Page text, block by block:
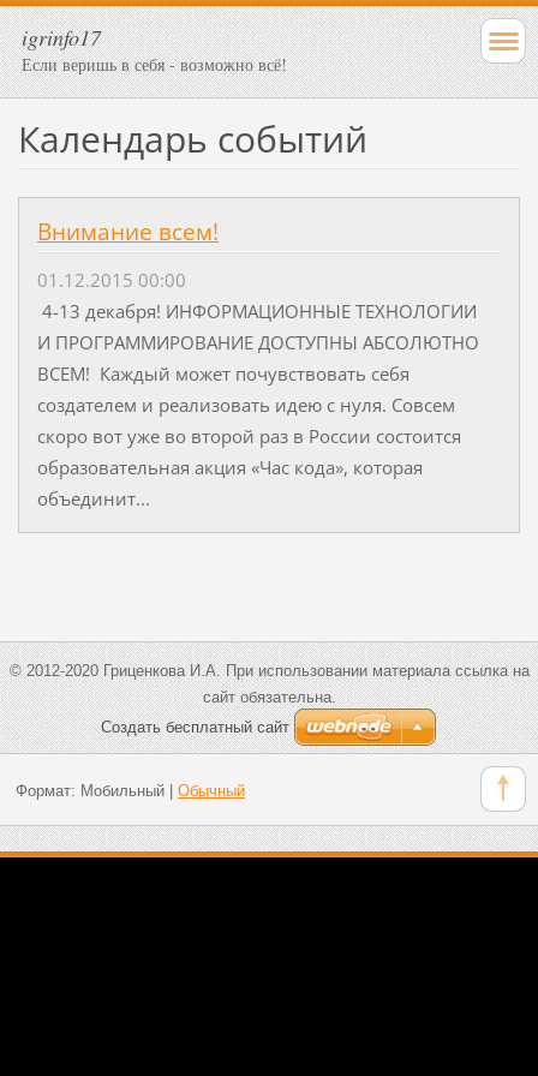
igrinfo17
Если веришь в себя - возможно всё!
Календарь событий
Внимание всем!
01.12.2015 00:00
4-13 декабря! ИНФОРМАЦИОННЫЕ ТЕХНОЛОГИИ
И ПРОГРАММИРОВАНИЕ ДОСТУПНЫ АБСОЛЮТНО
ВСЕМ! Каждый может почувствовать себя
создателем и реализовать идею с нуля. Совсем
скоро вот уже во второй раз в России состоится
образовательная акция «Час кода», которая
объединит...
© 2012-2020 Гриценкова И.А. При использовании материала ссылка на
сайт обязательна.
Создать бесплатный сайт
Формат: Мобильный| Обычный